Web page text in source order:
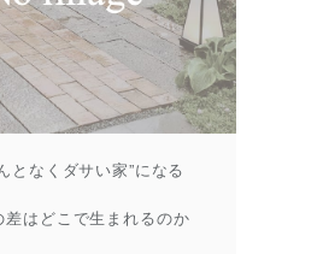
となくダサい家”になる
差はどこで生まれるのか